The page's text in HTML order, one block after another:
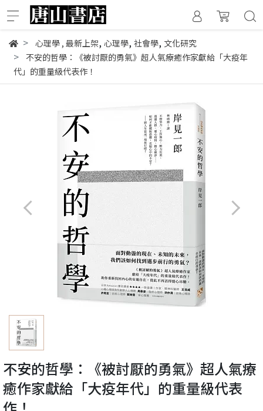
心理學, 最新上架, 心理學, 社會學, 文化研究
不安的哲學：《被討厭的勇氣》超人氣療癒作家獻給「大疫年
代」的重量級代表作！
不安的哲學：《被討厭的勇氣》超人氣療
癒作家獻給「大疫年代」的重量級代表